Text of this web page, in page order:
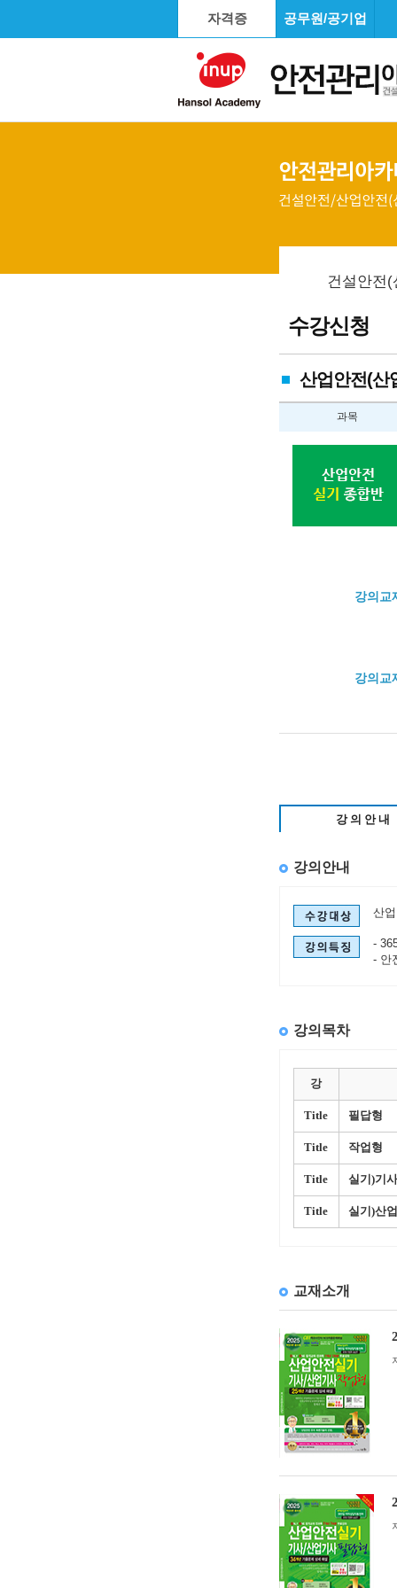
자격증 공무원/공기업
건설안전
수강신청
산업안전(산
과목
강의교
강의교
강의안내
강의안내
산
-
- 안
강의목차
강
Title 필답형
Title 작업형
Title 실기)기
Title 실기)산
교재소개